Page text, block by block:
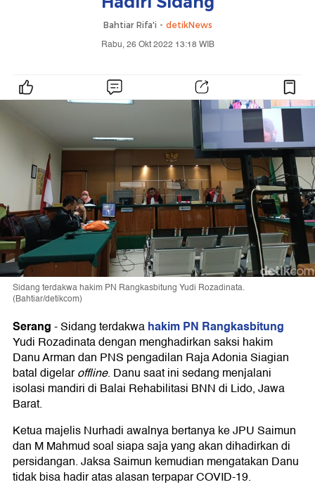
Bahtiar Rifa'i - detikNews
Rabu, 26 Okt 2022 13:18 WIB
Sidang terdakwa hakim PN Rangkasbitung Yudi Rozadinata.
(Bahtiar/detikcom)
Serang-Sidang terdakwahakim PN Rangkasbitung
Yudi Rozadinata dengan menghadirkan saksi hakim
Danu Arman dan PNS pengadilan Raja Adonia Siagian
batal digelaroffline. Danu saat ini sedang menjalani
isolasi mandiri di Balai Rehabilitasi BNN di Lido, Jawa
Barat.
Ketua majelis Nurhadi awalnya bertanya ke JPU Saimun
dan M Mahmud soal siapa saja yang akan dihadirkan di
persidangan. Jaksa Saimun kemudian mengatakan Danu
tidak bisa hadir atas alasan terpapar COVID-19.